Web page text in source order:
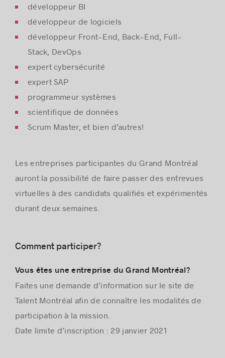
développeur BI
développeur de logiciels
développeur Front-End, Back-End, Full-
Stack, DevOps
expert cybersécurité
expert SAP
programmeur systèmes
scientifique de données
Scrum Master, et bien d’autres!
Les entreprises participantes du Grand Montréal
auront la possibilité de faire passer des entrevues
virtuelles à des candidats qualifiés et expérimentés
durant deux semaines.
Comment participer?
Vous êtes une entreprise du Grand Montréal?
Faites une demande d’information sur le site de
Talent Montréal afin de connaître les modalités de
participation à la mission.
Date limite d’inscription : 29 janvier 2021